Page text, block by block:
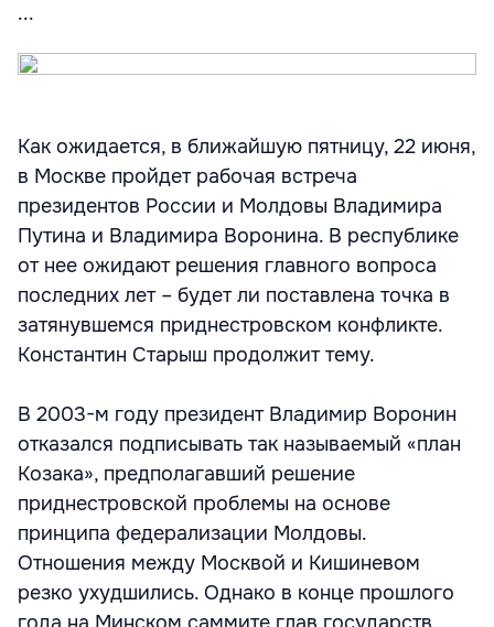
...
Как ожидается, в ближайшую пятницу, 22 июня,
в Москве пройдет рабочая встреча
президентов России и Молдовы Владимира
Путина и Владимира Воронина. В республике
от нее ожидают решения главного вопроса
последних лет – будет ли поставлена точка в
затянувшемся приднестровском конфликте.
Константин Старыш продолжит тему.
В 2003-м году президент Владимир Воронин
отказался подписывать так называемый «план
Козака», предполагавший решение
приднестровской проблемы на основе
принципа федерализации Молдовы.
Отношения между Москвой и Кишиневом
резко ухудшились. Однако в конце прошлого